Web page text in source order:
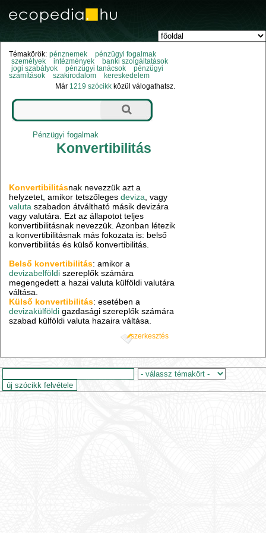
Témakörök: pénznemek
pénzügyi fogalmak
személyek
intézmények
banki szolgáltatások
jogi szabályok
pénzügyi tanácsok
pénzügyi
számítások
szakirodalom
kereskedelem
Már 1219 szócikk közül válogathatsz.
Pénzügyi fogalmak
Konvertibilitás
Konvertibilitásnak nevezzük azt a
helyzetet, amikor tetszőlegesdeviza , vagy
valuta szabadon átváltható másik devizára
vagy valutára. Ezt az állapotot teljes
konvertibilitásnak nevezzük. Azonban létezik
a konvertibilitásnak más fokozata is: belső
konvertibilitás és külső konvertibilitás.
Belső konvertibilitás: amikor a
devizabelföldi szereplők számára
megengedett a hazai valuta külföldi valutára
váltása.
Külső konvertibilitás: esetében a
devizakülföldi gazdasági szereplők számára
szabad külföldi valuta hazaira váltása.
szerkesztés